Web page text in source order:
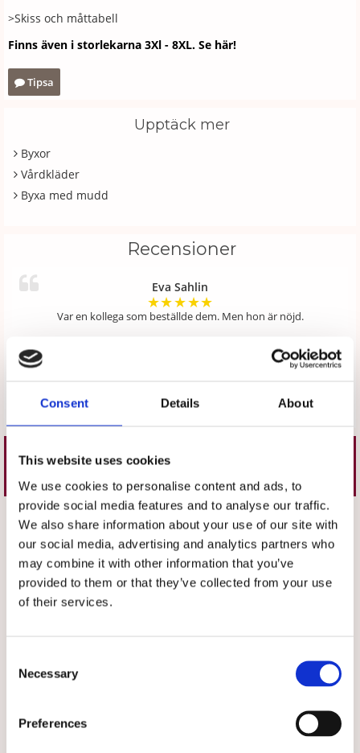
Consent Details About
This website uses cookies
We use cookies to personalise content and ads, to
provide social media features and to analyse our traffic.
We also share information about your use of our site with
our social media, advertising and analytics partners who
may combine it with other information that you’ve
provided to them or that they’ve collected from your use
of their services.
Selection
Necessary
Preferences
>Skiss och måttabell
Finns även i storlekarna 3Xl - 8XL. Se här!
Tipsa
Upptäck mer
Byxor
Vårdkläder
Byxa med mudd
Recensioner
Eva Sahlin
★★★★★
Var en kollega som beställde dem. Men hon är nöjd.
Skriv en recension
Liknande produkter
Välj storlek
★
Bekväm vårdbyxa med mudd i
Välj storlek
Unisexbyxa med mudd i